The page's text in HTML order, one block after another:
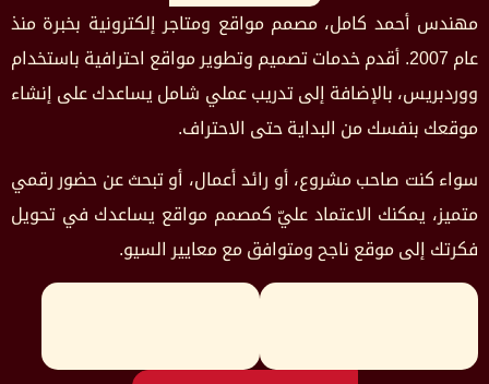
مهندس أحمد كامل، مصمم مواقع ومتاجر إلكترونية بخبرة منذ
عام 2007. أقدم خدمات تصميم وتطوير مواقع احترافية باستخدام
ووردبريس، بالإضافة إلى تدريب عملي شامل يساعدك على إنشاء
موقعك بنفسك من البداية حتى الاحتراف.
سواء كنت صاحب مشروع، أو رائد أعمال، أو تبحث عن حضور رقمي
متميز، يمكنك الاعتماد عليّ كمصمم مواقع يساعدك في تحويل
فكرتك إلى موقع ناجح ومتوافق مع معايير السيو.